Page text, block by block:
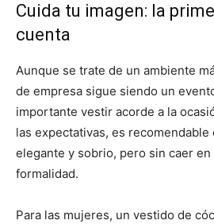
Cuida tu imagen: la
cuenta
Aunque se trate de un ambiente
de empresa sigue siendo un
importante vestir acorde a la
las expectativas, es
elegante y sobrio, pero sin caer en
formalidad.
Para las mujeres, un vestido de